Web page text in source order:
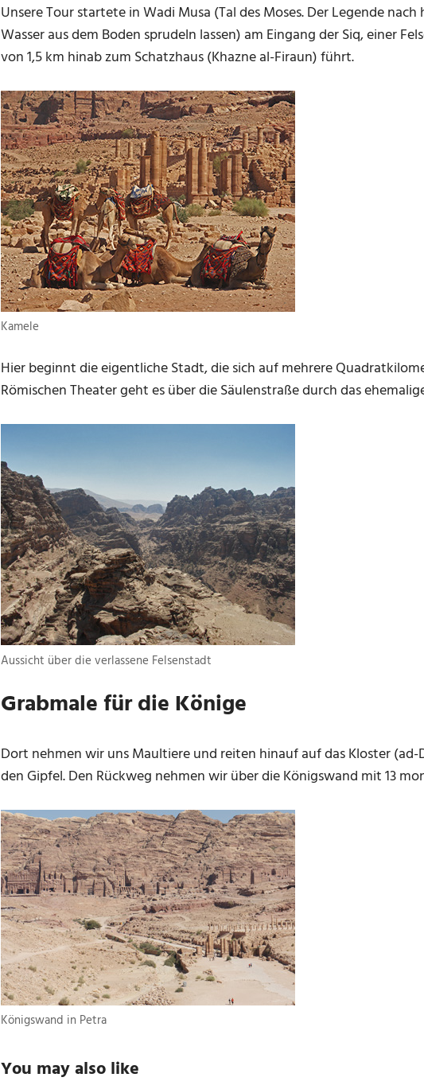
Unsere Tour startete in Wadi Musa (Tal des Moses. Der Legende
Wasser aus dem Boden sprudeln lassen) am Eingang der Siq, einer
von 1,5 km hinab zum Schatzhaus (Khazne al-Firaun) führt.
Kamele
Hier beginnt die eigentliche Stadt, die sich auf mehrere
Römischen Theater geht es über die Säulenstraße durch das
Aussicht über die verlassene Felsenstadt
Grabmale für die Könige
Dort nehmen wir uns Maultiere und reiten hinauf auf das Kloster
den Gipfel. Den Rückweg nehmen wir über die Königswand mit 13
Königswand in Petra
You may also like